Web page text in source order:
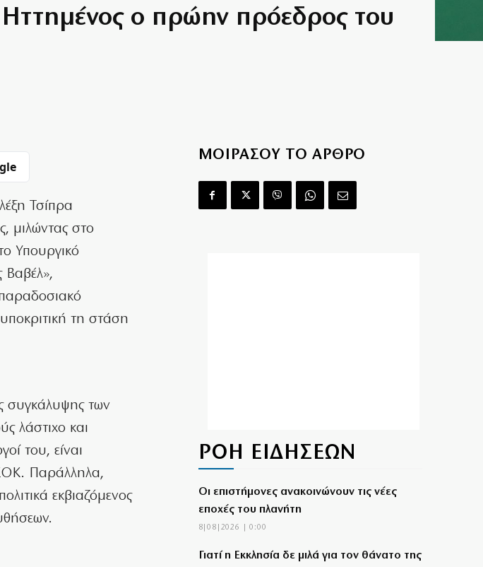
ο πρώην πρόεδρος του
Τσίπρα
μιλώντας στο
Υπουργικό
Βαβέλ»,
τη στάση
συγκάλυψης των
λάστιχο και
του, είναι
Παράλληλα,
εκβιαζόμενος
ΜΟΙΡΑΣΟΥ ΤΟ ΑΡΘΡΟ
ΡΟΗ ΕΙΔΗΣΕΩΝ
Οι επιστήμονες ανακοινώνουν τις νέες
εποχές του πλανήτη
8|08|2026 | 0:00
Γιατί η Εκκλησία δε μιλά για τον θάνατο της